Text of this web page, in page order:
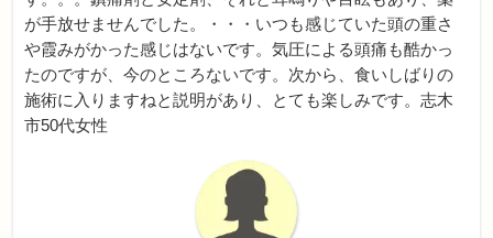
が手放せませんでした。・・・いつも感じていた頭の重さ
や霞みがかった感じはないです。気圧による頭痛も酷かっ
たのですが、今のところないです。次から、食いしばりの
施術に入りますねと説明があり、とても楽しみです。志木
市50代女性